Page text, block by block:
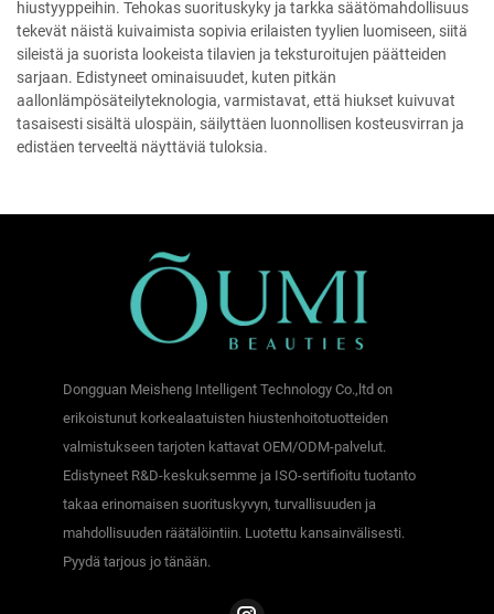
hiustyyppeihin. Tehokas suorituskyky ja tarkka säätömahdollisuus
tekevät näistä kuivaimista sopivia erilaisten tyylien luomiseen, siitä
sileistä ja suorista lookeista tilavien ja teksturoitujen päätteiden
sarjaan. Edistyneet ominaisuudet, kuten pitkän
aallonlämpösäteilyteknologia, varmistavat, että hiukset kuivuvat
tasaisesti sisältä ulospäin, säilyttäen luonnollisen kosteusvirran ja
edistäen terveeltä näyttäviä tuloksia.
Dongguan Meisheng Intelligent Technology Co.,ltd on
erikoistunut korkealaatuisten hiustenhoitotuotteiden
valmistukseen tarjoten kattavat OEM/ODM-palvelut.
Edistyneet R&D-keskuksemme ja ISO-sertifioitu tuotanto
takaa erinomaisen suorituskyvyn, turvallisuuden ja
mahdollisuuden räätälöintiin. Luotettu kansainvälisesti.
Pyydä tarjous jo tänään.